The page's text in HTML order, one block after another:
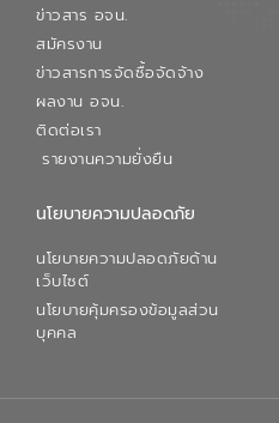
ข่าวสาร อจน.
สมัครงาน
ข่าวสารการจัดซื้อจัดจ้าง
ผลงาน อจน.
ติดต่อเรา
รายงานความยั่งยืน
นโยบายความปลอดภัย
นโยบายความปลอดภัยด้าน
เว็บไซต์
นโยบายคุ้มครองข้อมูลส่วน
บุคคล